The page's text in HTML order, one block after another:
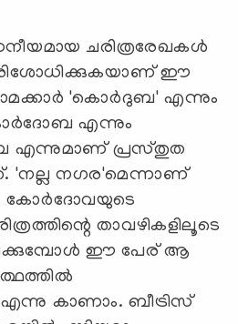
ചരിത്രരേഖകള്‍
ഈ
'കൊര്‍ദുബ' എന്നും
എന്നും
എന്നുമാണ് പ്രസ്തുത
'നല്ല നഗര'മെന്നാണ്
കോര്‍ദോവയുടെ
താവഴികളിലൂടെ
ഈ പേര് ആ
കാണാം. ബീട്രിസ്